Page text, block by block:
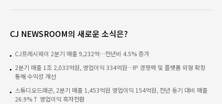
CJ NEWSROOM의 새로운 소식은?
CJ프레시웨이 2분기 매출 9,232억…전년비 4.5% 증가
2분기 매출 1조 2,033억원, 영업이익 334억원…IP 경쟁력 및 플랫폼 외형 확장
통해 수익성 개선
스튜디오드래곤, 2분기 매출 1,453억원 영업이익 154억원, 전년 동기 대비 매출
26.9%↑ 영업이익 흑자전환